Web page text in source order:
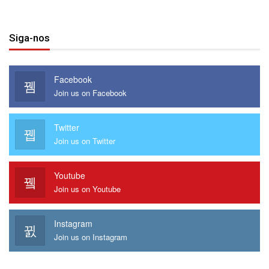
Siga-nos
Facebook
Join us on Facebook
Twitter
Join us on Twitter
Youtube
Join us on Youtube
Instagram
Join us on Instagram